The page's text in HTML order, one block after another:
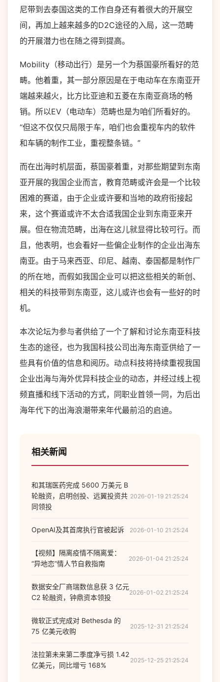
尼带到去泰国这类的工作自身还有着很大的开展空
间，再加上越来越多的D2C途径的入局，这一范畴
的开展潜力也在随之得到提高。
Mobility（移动出行）是另一个为蔡国豪所看好的范
畴。他着重，其一部分原因是在于电动车在东南亚开
端越来越火，比方比亚迪和五菱在东南亚商场的畅
销。所以EV（电动车）范畴也是为咱们所看好的。
“但这不仅仅只局限于车，咱们也会重视车内的软件
和车辆的制作工业，重视整条链。”
而在出海时机层面，蔡国豪着重，对那些期望到东南
亚开展的我国企业而言，教育范畴或许会是一个比较
困难的赛道，由于企业或许要和当地的政府衔接起
来，这个赛道或许不太合适我国企业到东南亚来开
展。但在物流范畴，出海在这儿就显得比较可行。而
且，他表明，也会看好一些偏企业制作的企业出海东
南亚。由于马来西亚、印尼、越南、泰国都是制作厂
的所在地，而假如我国企业可以把这些相关的新创、
相关的科技带到东南亚，这儿或许也会有一些好的时
机。
本次论坛为参与者供给了一个了解和讨论东南亚科技
生态的途径，也为我国科技公司出海东南亚供给了一
些具有价值的信息和阅历。动点科技将持续重视我国
企业出海与海外优异科技企业的动态，并经过线上视
频直播和线下活动的方式，同职业首领一同，为后出
海年代下的出海浪潮带来年代最前沿的启迪。
相关新闻
和其瑞医药完成 5600 万美元 B
轮融资，启明创投、远翼投资共
同领投
2026-01-19 21:25:24
OpenAI及其首席执行官被起诉 2026-01-10 21:25:24
【视频】隔离疫情不隔离爱：
“异地恋”情人节自救指南
2026-01-04 21:25:24
数据安全厂商瑞数信息获 3 亿元
C2 轮融资，钟鼎资本领投
2026-01-02 21:25:24
微软正式完成对 Bethesda 的
75 亿美元收购
2025-12-31 21:25:24
法拉第未来第二季度净亏损 1.42
亿美元，同比增亏 168%
2025-12-25 21:25:24